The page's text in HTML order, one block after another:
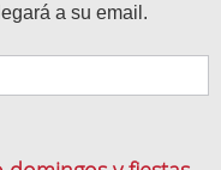
a su email.